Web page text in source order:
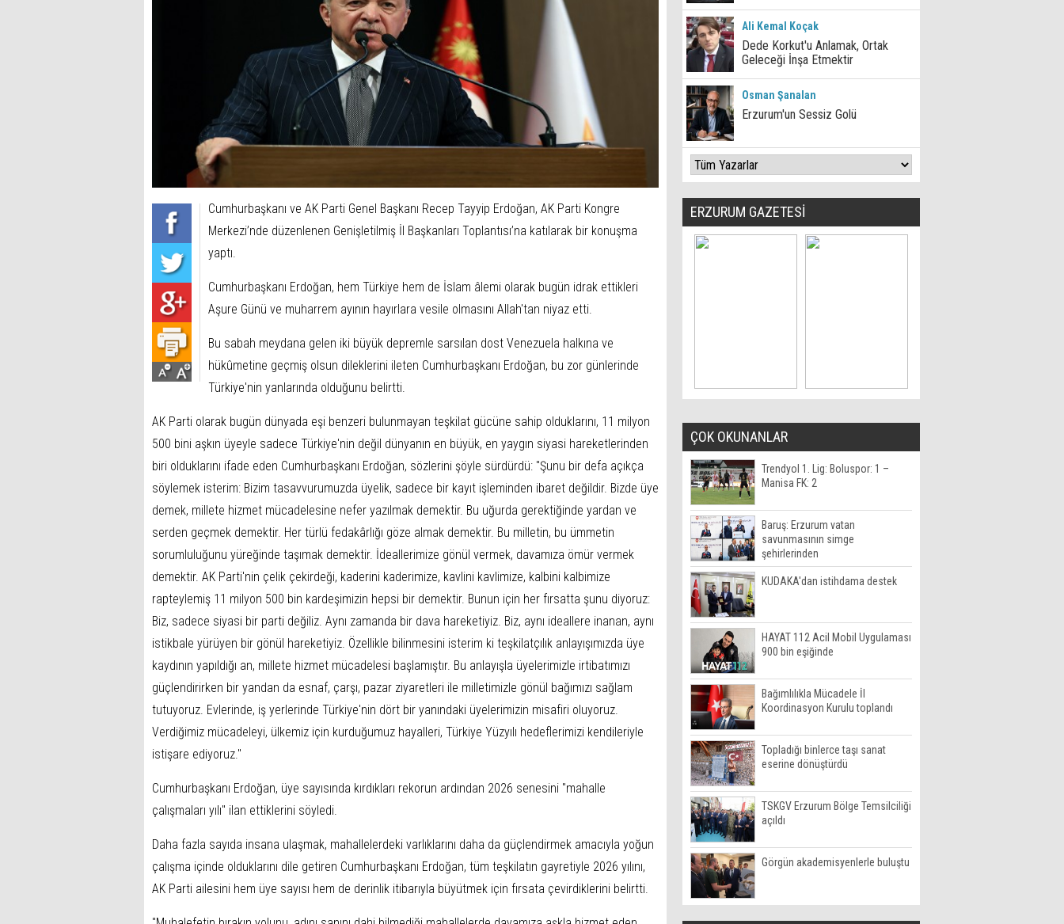
Cumhurbaşkanı ve AK Parti Genel Başkanı Recep Tayyip Erdoğan, AK Parti Kongre
Merkezi’nde düzenlenen Genişletilmiş İl Başkanları Toplantısı’na katılarak bir konuşma
yaptı.
Cumhurbaşkanı Erdoğan, hem Türkiye hem de İslam âlemi olarak bugün idrak ettikleri
Aşure Günü ve muharrem ayının hayırlara vesile olmasını Allah'tan niyaz etti.
Bu sabah meydana gelen iki büyük depremle sarsılan dost Venezuela halkına ve
hükûmetine geçmiş olsun dileklerini ileten Cumhurbaşkanı Erdoğan, bu zor günlerinde
Türkiye'nin yanlarında olduğunu belirtti.
AK Parti olarak bugün dünyada eşi benzeri bulunmayan teşkilat gücüne sahip olduklarını, 11 milyon
500 bini aşkın üyeyle sadece Türkiye'nin değil dünyanın en büyük, en yaygın siyasi hareketlerinden
biri olduklarını ifade eden Cumhurbaşkanı Erdoğan, sözlerini şöyle sürdürdü: "Şunu bir defa açıkça
söylemek isterim: Bizim tasavvurumuzda üyelik, sadece bir kayıt işleminden ibaret değildir. Bizde üye
demek, millete hizmet mücadelesine nefer yazılmak demektir. Bu uğurda gerektiğinde yardan ve
serden geçmek demektir. Her türlü fedakârlığı göze almak demektir. Bu milletin, bu ümmetin
sorumluluğunu yüreğinde taşımak demektir. İdeallerimize gönül vermek, davamıza ömür vermek
demektir. AK Parti'nin çelik çekirdeği, kaderini kaderimize, kavlini kavlimize, kalbini kalbimize
rapteylemiş 11 milyon 500 bin kardeşimizin hepsi bir demektir. Bunun için her fırsatta şunu diyoruz:
Biz, sadece siyasi bir parti değiliz. Aynı zamanda bir dava hareketiyiz. Biz, aynı ideallere inanan, aynı
istikbale yürüyen bir gönül hareketiyiz. Özellikle bilinmesini isterim ki teşkilatçılık anlayışımızda üye
kaydının yapıldığı an, millete hizmet mücadelesi başlamıştır. Bu anlayışla üyelerimizle irtibatımızı
güçlendirirken bir yandan da esnaf, çarşı, pazar ziyaretleri ile milletimizle gönül bağımızı sağlam
tutuyoruz. Evlerinde, iş yerlerinde Türkiye'nin dört bir yanındaki üyelerimizin misafiri oluyoruz.
Verdiğimiz mücadeleyi, ülkemiz için kurduğumuz hayalleri, Türkiye Yüzyılı hedeflerimizi kendileriyle
istişare ediyoruz."
Cumhurbaşkanı Erdoğan, üye sayısında kırdıkları rekorun ardından 2026 senesini "mahalle
çalışmaları yılı" ilan ettiklerini söyledi.
Daha fazla sayıda insana ulaşmak, mahallelerdeki varlıklarını daha da güçlendirmek amacıyla yoğun
çalışma içinde olduklarını dile getiren Cumhurbaşkanı Erdoğan, tüm teşkilatın gayretiyle 2026 yılını,
AK Parti ailesini hem üye sayısı hem de derinlik itibarıyla büyütmek için fırsata çevirdiklerini belirtti.
Ali Kemal Koçak
Dede Korkut'u Anlamak, Ortak
Geleceği İnşa Etmektir
Osman Şanalan
Erzurum'un Sessiz Golü
ERZURUM GAZETESİ
ÇOK OKUNANLAR
Trendyol 1. Lig: Boluspor: 1 –
Manisa FK: 2
Baruş: Erzurum vatan
savunmasının simge
şehirlerinden
KUDAKA'dan istihdama destek
HAYAT 112 Acil Mobil Uygulaması
900 bin eşiğinde
Bağımlılıkla Mücadele İl
Koordinasyon Kurulu toplandı
Topladığı binlerce taşı sanat
eserine dönüştürdü
TSKGV Erzurum Bölge Temsilciliği
açıldı
Görgün akademisyenlerle buluştu